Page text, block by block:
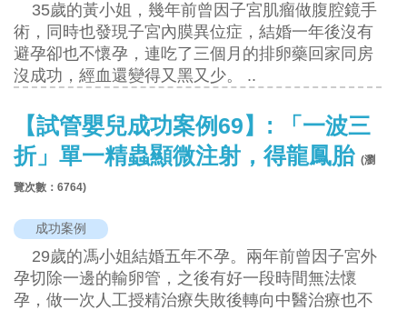
35歲的黃小姐，幾年前曾因子宮肌瘤做腹腔鏡手
術，同時也發現子宮內膜異位症，結婚一年後沒有
避孕卻也不懷孕，連吃了三個月的排卵藥回家同房
沒成功，經血還變得又黑又少。 ..
【試管嬰兒成功案例69】: 「一波三
折」單一精蟲顯微注射，得龍鳳胎 (瀏
覽次數：6764)
成功案例
29歲的馮小姐結婚五年不孕。兩年前曾因子宮外
孕切除一邊的輸卵管，之後有好一段時間無法懷
孕，做一次人工授精治療失敗後轉向中醫治療也不